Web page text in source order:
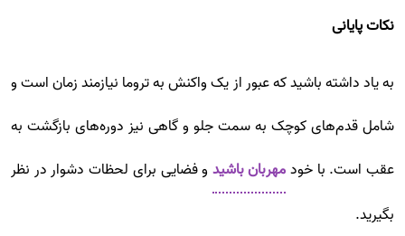
نکات پایانی
به یاد داشته باشید که عبور از یک واکنش به تروما نیازمند زمان است و
شامل قدم‌های کوچک به سمت جلو و گاهی نیز دوره‌های بازگشت به
عقب است. با خودمهربان باشیدو فضایی برای لحظات دشوار در نظر
بگیرید.